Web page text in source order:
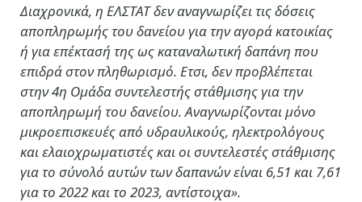
Διαχρονικά, η ΕΛΣΤΑΤ δεν αναγνωρίζει τις δόσεις
αποπληρωμής του δανείου για την αγορά κατοικίας
ή για επέκτασή της ως καταναλωτική δαπάνη που
επιδρά στον πληθωρισμό. Ετσι, δεν προβλέπεται
στην 4η Ομάδα συντελεστής στάθμισης για την
αποπληρωμή του δανείου. Αναγνωρίζονται μόνο
μικροεπισκευές από υδραυλικούς, ηλεκτρολόγους
και ελαιοχρωματιστές και οι συντελεστές στάθμισης
για το σύνολό αυτών των δαπανών είναι 6,51 και 7,61
για το 2022 και το 2023, αντίστοιχα».